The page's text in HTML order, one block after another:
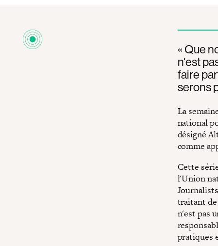
« Que
n'est
faire
serons
La
national
désigné
comme
Cette
l'Union
traitant de
n'est pas
pratiques